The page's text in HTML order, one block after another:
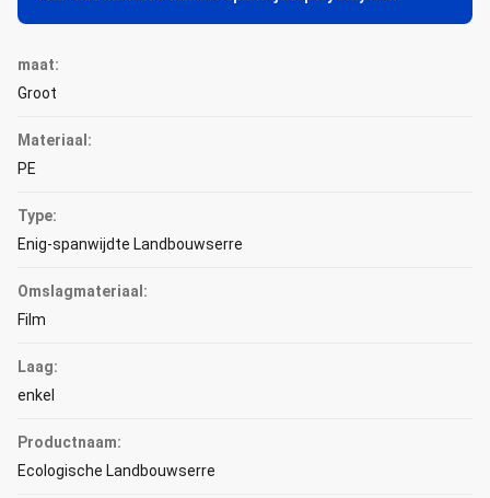
maat:
Groot
Materiaal:
PE
Type:
Enig-spanwijdte Landbouwserre
Omslagmateriaal:
Film
Laag:
enkel
Productnaam:
Ecologische Landbouwserre